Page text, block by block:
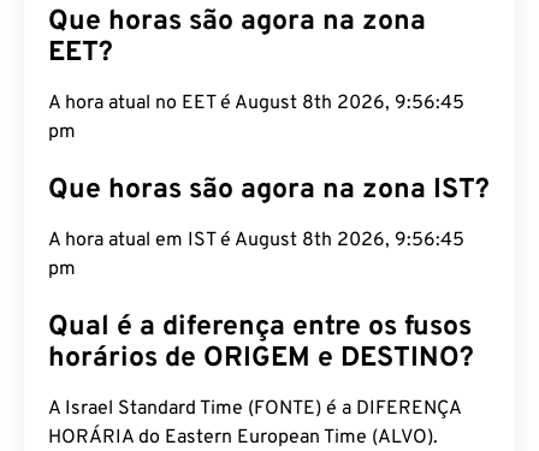
Que horas são agora na zona
EET?
A hora atual no EET é August 8th 2026, 9:56:46
pm
Que horas são agora na zona IST?
A hora atual em IST é August 8th 2026, 9:56:46
pm
Qual é a diferença entre os fusos
horários de ORIGEM e DESTINO?
A Israel Standard Time (FONTE) é a DIFERENÇA
HORÁRIA do Eastern European Time (ALVO).